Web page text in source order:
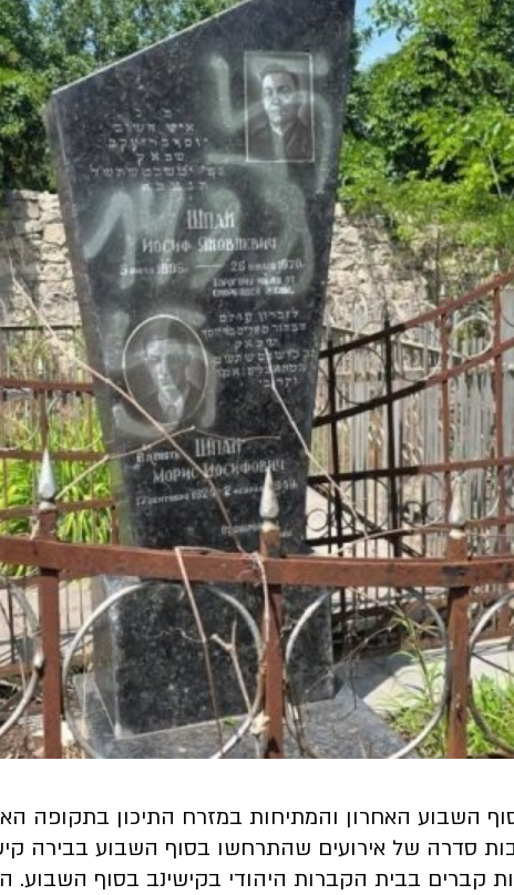
השבוע האחרון והמתיחות במזרח התיכון בתקופה
סדרה של אירועים שהתרחשו בסוף השבוע בבירה
קברים בבית הקברות היהודי בקישינב בסוף השבוע.